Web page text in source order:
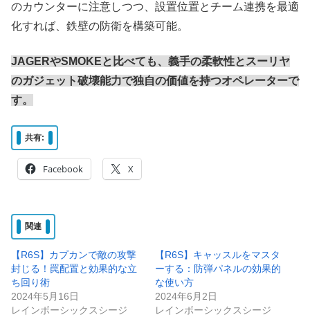
のカウンターに注意しつつ、設置位置とチーム連携を最適
化すれば、鉄壁の防衛を構築可能。
JAGERやSMOKEと比べても、義手の柔軟性とスーリヤ
のガジェット破壊能力で独自の価値を持つオペレーターで
す。
共有:
Facebook X
関連
【R6S】カプカンで敵の攻撃
封じる！罠配置と効果的な立
ち回り術
2024年5月16日
レインボーシックスシージ
【R6S】キャッスルをマスタ
ーする：防弾パネルの効果的
な使い方
2024年6月2日
レインボーシックスシージ